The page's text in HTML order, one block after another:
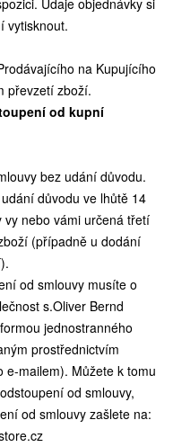
Údaje objednávky si
vytisknout.
na Kupujícího
převzetí zboží.
od kupní
bez udání důvodu.
důvodu ve lhůtě 14
nebo vámi určená třetí
(případně u dodání
od smlouvy musíte o
s.Oliver Bernd
jednostranného
prostřednictvím
e-mailem). Můžete k tomu
od smlouvy,
od smlouvy zašlete na: